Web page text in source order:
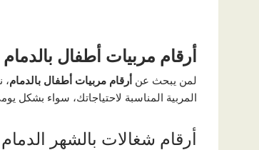
أرقام مربيات أطفال بالدمام
لمن يبحث عن أرقام مربيات أطفال بالدمام،
المربية المناسبة لاحتياجاتك، سواء بشكل
أرقام شغالات بالشهر الدمام